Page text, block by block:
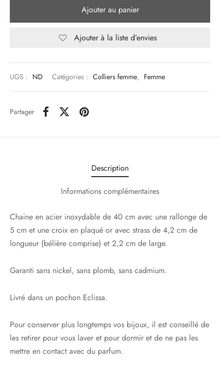
Ajouter au panier
Ajouter à la liste d’envies
UGS : ND Catégories : Colliers femme, Femme
Partager
Description
Informations complémentaires
Chaine en acier inoxydable de 40 cm avec une rallonge de
5 cm et une croix en plaqué or avec strass de 4,2 cm de
longueur (bélière comprise) et 2,2 cm de large.
Garanti sans nickel, sans plomb, sans cadmium.
Livré dans un pochon Eclissa.
Pour conserver plus longtemps vos bijoux, il est conseillé de
les retirer pour vous laver et pour dormir et de ne pas les
mettre en contact avec du parfum.